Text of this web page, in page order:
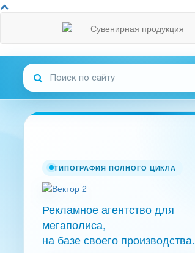
Сувенирная продукция
ТИПОГРАФИЯ ПОЛНОГО ЦИКЛА
Рекламное агентство для
мегаполиса,
на базе своего производства.